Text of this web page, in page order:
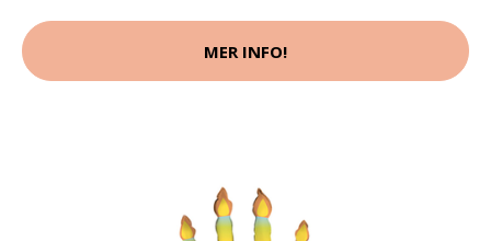
MER INFO!